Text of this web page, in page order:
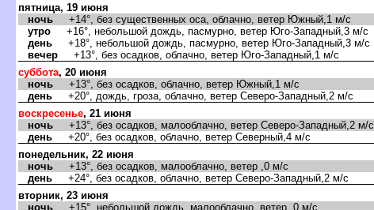
пятница, 19 июня
ночь +14°, без существенных оса, облачно, ветер Южный,1 м/с
утро +16°, небольшой дождь, пасмурно, ветер Юго-Западный,3 м/с
день +18°, небольшой дождь, пасмурно, ветер Юго-Западный,3 м/с
ечер +13°, без осадков, облачно, ветер Юго-Западный,1 м/с
суббота, 20 июня
ночь +13°, без осадков, облачно, ветер Южный,1 м/с
день +20°, дождь, гроза, облачно, ветер Северо-Западный,2 м/с
оскресенье, 21 июня
ночь +13°, без осадков, малооблачно, ветер Северо-Западный,2 м/с
день +20°, без осадков, облачно, ветер Северный,4 м/с
понедельник, 22 июня
ночь +13°, без осадков, малооблачно, ветер ,0 м/с
день +24°, без осадков, облачно, ветер Северо-Западный,2 м/с
торник, 23 июня
ночь +15°, небольшой дождь, малооблачно, ветер ,0 м/с